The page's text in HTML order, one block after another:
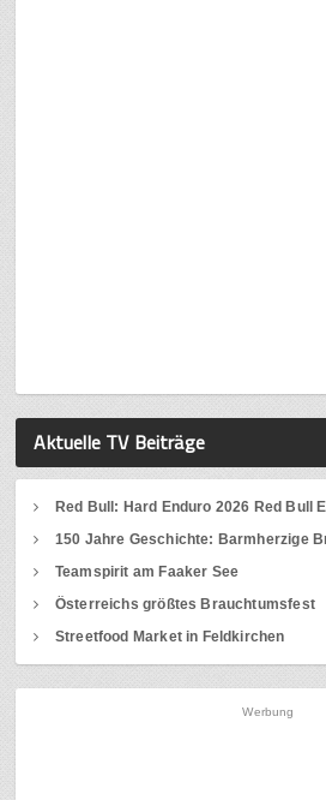
Aktuelle TV Beiträge
Red Bull: Hard Enduro 2026 Red Bull
150 Jahre Geschichte: Barmherzige
Teamspirit am Faaker See
Österreichs größtes Brauchtumsfest
Streetfood Market in Feldkirchen
Werbung